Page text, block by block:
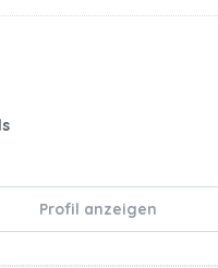
Profil anzeigen